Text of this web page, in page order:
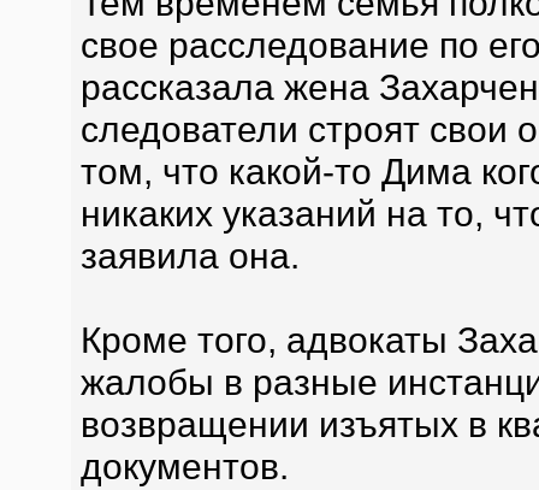
свое расследование по
рассказала жена
следователи строят свои
том, что какой-то Дима
никаких указаний на то,
заявила она.
Кроме того, адвокаты
жалобы в разные
возвращении изъятых в
документов.